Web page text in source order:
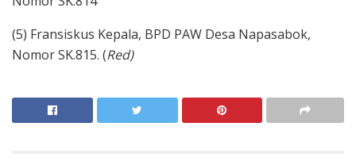
(5) Fransiskus Kepala, BPD PAW Desa Napasabok,
Nomor SK.815. (Red)